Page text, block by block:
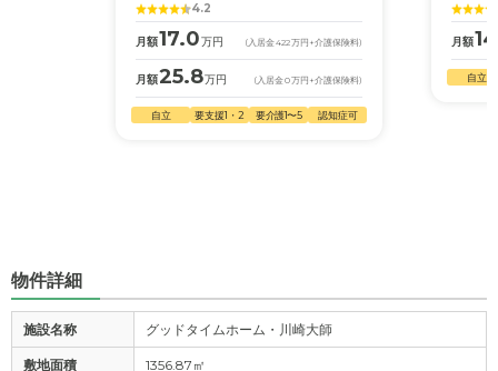
4.2
月額17.0万円 (入居金422万円 +介護保険料)
月額25.8万円 (入居金0万円 +介護保険料)
自立 要支援1・2 要介護1〜5 認知症可
月額
自立
物件詳細
施設名称 グッドタイムホーム・川崎大師
敷地面積 1356.87㎡